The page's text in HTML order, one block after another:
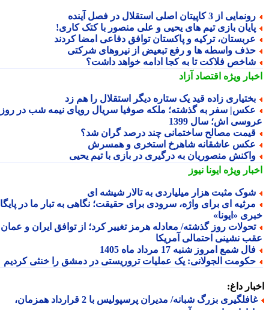
از 3 کاپیتان اصلی استقلال در فصل آینده
بازی تیم های یحیی و علی منصور با کتک کاری!
ترکیه و پاکستان توافق دفاعی امضا کردند
واسطه ها و رفع تبعیض از نیروهای شرکتی
فلاکت تا به کجا ادامه خواهد داشت؟
ویژهاقتصاد آزاد
زاده قید یک ستاره دیگر استقلال را هم زد
سفر به گذشته؛ ملکه صوفیا سریال رویای نیمه شب در روز
اش؛ سال 1399
مصالح ساختمانی چند درصد گران شد؟
عاشقانه شاهرخ استخری و همسرش
منصوریان به درگیری در بازی با تیم یحیی
ویژهایونا نیوز
مثبت هزار میلیاردی به تالار شیشه ای
ای برای واژه، سرودی برای حقیقت؛ نگاهی به تبار ما در پایگاه
«ایونا»
روز گذشته/ معادله هرمز تغییر کرد؛ از توافق ایران و عمان تا
نشینی احتمالی آمریکا
شمع امروز شنبه 17 مرداد ماه 1405
الجولانی: یک عملیات تروریستی در دمشق را خنثی کردیم
داغ:
غافلگیری بزرگ شبانه/ مدیران پرسپولیس با 2 قرارداد همزمان،